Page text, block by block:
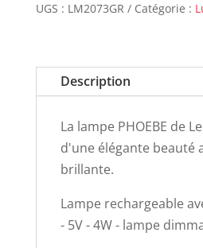
UGS : LM2073GR Catégorie :
Description
La lampe PHOEBE de
d'une élégante beauté
brillante.
Lampe rechargeable
- 5V - 4W - lampe